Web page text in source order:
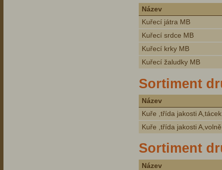
Název
Kuřecí játra MB
Kuřecí srdce MB
Kuřecí krky MB
Kuřecí žaludky MB
Sortiment
Název
Kuře ,třída jakosti A,tácek
Kuře ,třída jakosti A,volně
Sortiment
Název